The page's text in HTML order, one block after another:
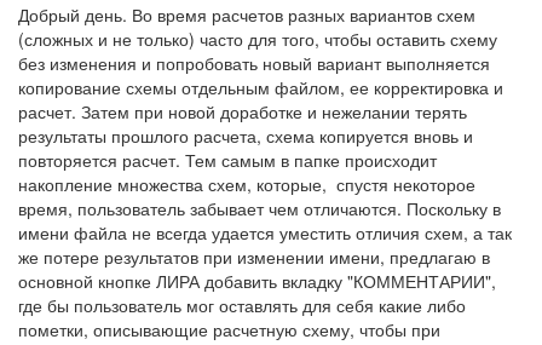
Добрый день. Во время расчетов разных вариантов схем
(сложных и не только) часто для того, чтобы оставить схему
без изменения и попробовать новый вариант выполняется
копирование схемы отдельным файлом, ее корректировка и
расчет. Затем при новой доработке и нежелании терять
результаты прошлого расчета, схема копируется вновь и
повторяется расчет. Тем самым в папке происходит
накопление множества схем, которые, спустя некоторое
время, пользователь забывает чем отличаются. Поскольку в
имени файла не всегда удается уместить отличия схем, а так
же потере результатов при изменении имени, предлагаю в
основной кнопке ЛИРА добавить вкладку "КОММЕНТАРИИ",
где бы пользователь мог оставлять для себя какие либо
пометки, описывающие расчетную схему, чтобы при